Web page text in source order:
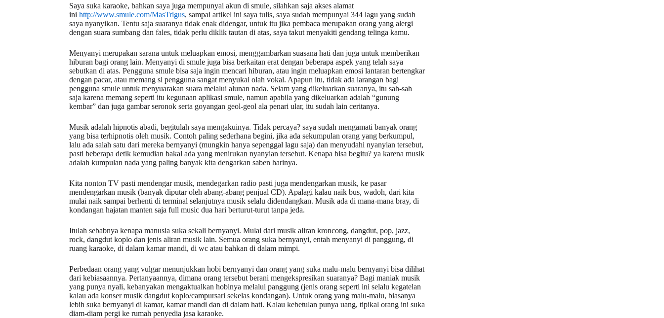
Saya suka karaoke, bahkan saya juga mempunyai akun di smule, silahkan saja akses alamat
ini http://www.smule.com/MasTrigus, sampai artikel ini saya tulis, saya sudah mempunyai 344 lagu yang sudah
saya nyanyikan. Tentu saja suaranya tidak enak didengar, untuk itu jika pembaca merupakan orang yang alergi
dengan suara sumbang dan fales, tidak perlu diklik tautan di atas, saya takut menyakiti gendang telinga kamu.
Menyanyi merupakan sarana untuk meluapkan emosi, menggambarkan suasana hati dan juga untuk memberikan
hiburan bagi orang lain. Menyanyi di smule juga bisa berkaitan erat dengan beberapa aspek yang telah saya
sebutkan di atas. Pengguna smule bisa saja ingin mencari hiburan, atau ingin meluapkan emosi lantaran bertengkar
dengan pacar, atau memang si pengguna sangat menyukai olah vokal. Apapun itu, tidak ada larangan bagi
pengguna smule untuk menyuarakan suara melalui alunan nada. Selam yang dikeluarkan suaranya, itu sah-sah
saja karena memang seperti itu kegunaan aplikasi smule, namun apabila yang dikeluarkan adalah “gunung
kembar” dan juga gambar seronok serta goyangan geol-geol ala penari ular, itu sudah lain ceritanya.
Musik adalah hipnotis abadi, begitulah saya mengakuinya. Tidak percaya? saya sudah mengamati banyak orang
yang bisa terhipnotis oleh musik. Contoh paling sederhana begini, jika ada sekumpulan orang yang berkumpul,
lalu ada salah satu dari mereka bernyanyi (mungkin hanya sepenggal lagu saja) dan menyudahi nyanyian tersebut,
pasti beberapa detik kemudian bakal ada yang menirukan nyanyian tersebut. Kenapa bisa begitu? ya karena musik
adalah kumpulan nada yang paling banyak kita dengarkan saben harinya.
Kita nonton TV pasti mendengar musik, mendegarkan radio pasti juga mendengarkan musik, ke pasar
mendengarkan musik (banyak diputar oleh abang-abang penjual CD). Apalagi kalau naik bus, wadoh, dari kita
mulai naik sampai berhenti di terminal selanjutnya musik selalu didendangkan. Musik ada di mana-mana bray, di
kondangan hajatan manten saja full music dua hari berturut-turut tanpa jeda.
Itulah sebabnya kenapa manusia suka sekali bernyanyi. Mulai dari musik aliran kroncong, dangdut, pop, jazz,
rock, dangdut koplo dan jenis aliran musik lain. Semua orang suka bernyanyi, entah menyanyi di panggung, di
ruang karaoke, di dalam kamar mandi, di wc atau bahkan di dalam mimpi.
Perbedaan orang yang vulgar menunjukkan hobi bernyanyi dan orang yang suka malu-malu bernyanyi bisa dilihat
dari kebiasaannya. Pertanyaannya, dimana orang tersebut berani mengekspresikan suaranya? Bagi maniak musik
yang punya nyali, kebanyakan mengaktualkan hobinya melalui panggung (jenis orang seperti ini selalu kegatelan
kalau ada konser musik dangdut koplo/campursari sekelas kondangan). Untuk orang yang malu-malu, biasanya
lebih suka bernyanyi di kamar, kamar mandi dan di dalam hati. Kalau kebetulan punya uang, tipikal orang ini suka
diam-diam pergi ke rumah penyedia jasa karaoke.